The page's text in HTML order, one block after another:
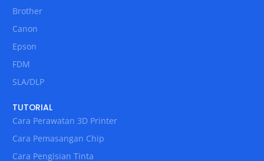
Brother
Canon
Epson
FDM
SLA/DLP
TUTORIAL
Cara Perawatan 3D Printer
Cara Pemasangan Chip
Cara Pengisian Tinta